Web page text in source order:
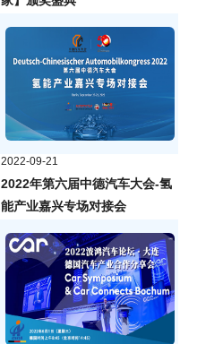
2022-09-21
2022年第六届中德汽车大会-氢
能产业嘉兴专场对接会